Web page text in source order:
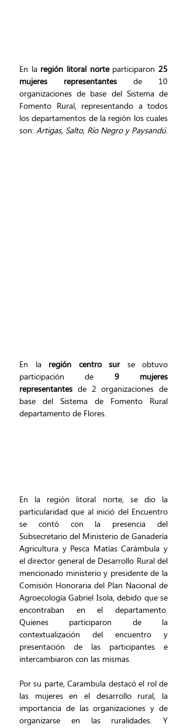
En la región litoral norte participaron 25
mujeres representantes de 10
organizaciones de base del Sistema de
Fomento Rural, representando a todos
los departamentos de la región los cuales
son: Artigas, Salto, Río Negro y Paysandú
En la región centro sur se obtuvo
participación de 9 mujeres
representantes de 2 organizaciones de
base del Sistema de Fomento Rural
departamento de Flores.
En la región litoral norte, se dio la
particularidad que al inició del Encuentro
se contó con la presencia del
Subsecretario del Ministerio de Ganadería
Agricultura y Pesca Matías Carámbula y
el director general de Desarrollo Rural del
mencionado ministerio y presidente de la
Comisión Honoraria del Plan Nacional de
Agroecología Gabriel Isola, debido que se
encontraban en el departamento.
Quienes participaron de la
contextualización del encuentro y
presentación de las participantes e
intercambiaron con las mismas.
Por su parte, Carambula destacó el rol de
las mujeres en el desarrollo rural, la
importancia de las organizaciones y de
organizarse en las ruralidades. Y